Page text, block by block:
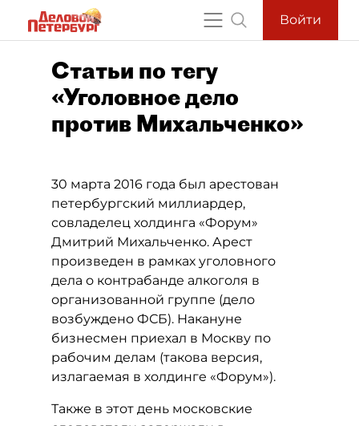
Войти
Статьи по тегу
«Уголовное дело
против Михальченко»
30 марта 2016 года был арестован
петербургский миллиардер,
совладелец холдинга «Форум»
Дмитрий Михальченко. Арест
произведен в рамках уголовного
дела о контрабанде алкоголя в
организованной группе (дело
возбуждено ФСБ). Накануне
бизнесмен приехал в Москву по
рабочим делам (такова версия,
излагаемая в холдинге «Форум»).
Также в этот день московские